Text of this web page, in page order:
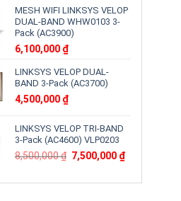
là:
12,500,000 ₫.
tại
là:
7,390,000 ₫.
MESH WIFI LINKSYS VELOP
DUAL-BAND WHW0103 3-
Pack (AC3900)
6,100,000 ₫
LINKSYS VELOP DUAL-
BAND 3-Pack (AC3700)
4,500,000 ₫
LINKSYS VELOP TRI-BAND
3-Pack (AC4600) VLP0203
8,500,000₫ Giá
là:
7,500,000 ₫Giá
tại